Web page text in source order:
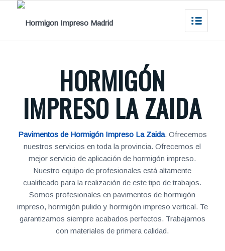
HORMIGÓN
IMPRESO LA ZAIDA
Pavimentos de Hormigón Impreso La Zaida. Ofrecemos
nuestros servicios en toda la provincia. Ofrecemos el
mejor servicio de aplicación de hormigón impreso.
Nuestro equipo de profesionales está altamente
cualificado para la realización de este tipo de trabajos.
Somos profesionales en pavimentos de hormigón
impreso, hormigón pulido y hormigón impreso vertical. Te
garantizamos siempre acabados perfectos. Trabajamos
con materiales de primera calidad.